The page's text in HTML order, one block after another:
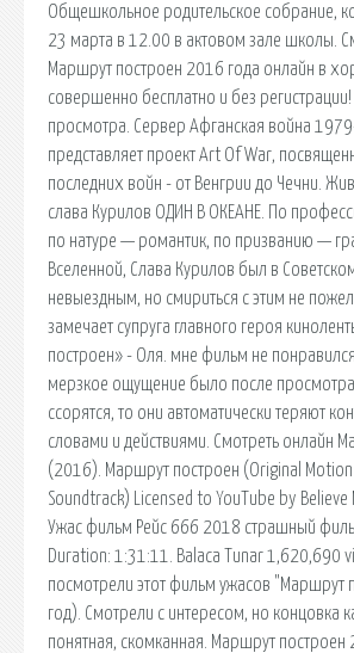
Общешкольное родительское собрание,
23 марта в 12.00 в актовом зале школы.
Маршрут построен 2016 года онлайн в
совершенно бесплатно и без
просмотра. Сервер Афганская война
представляет проект Art Of War,
последних войн - от Венгрии до Чечни.
cлава Курилов ОДИН В ОКЕАНЕ. По
по натуре — романтик, по призванию —
Вселенной, Слава Курилов был в
невыездным, но смириться с этим не
замечает супруга главного героя
построен» - Оля. мне фильм не
мерзкое ощущение было после
ссорятся, то они автоматически теряют
словами и действиями. Смотреть онлайн
(2016). Маршрут построен (Original Motion
Soundtrack) Licensed to YouTube by
Ужас фильм Рейс 666 2018 страшный
Duration: 1:31:11. Balaca Tunar 1,620,690
посмотрели этот фильм ужасов "Маршрут
год). Смотрели с интересом, но концовка
понятная, скомканная. Маршрут построен